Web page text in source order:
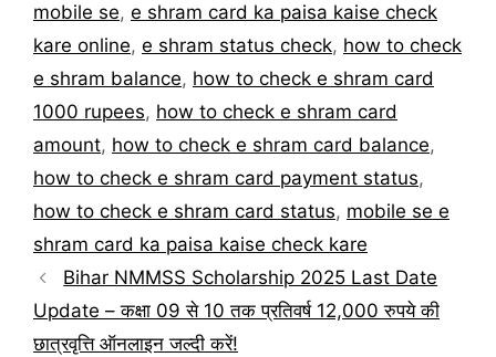
mobile se, e shram card ka paisa kaise check
kare online, e shram status check, how to check
e shram balance, how to check e shram card
1000 rupees, how to check e shram card
amount, how to check e shram card balance,
how to check e shram card payment status,
how to check e shram card status, mobile se e
shram card ka paisa kaise check kare
Bihar NMMSS Scholarship 2025 Last Date
Update – कक्षा 09 से 10 तक प्रतिवर्ष 12,000 रुपये की
छात्रवृत्ति ऑनलाइन जल्दी करें!